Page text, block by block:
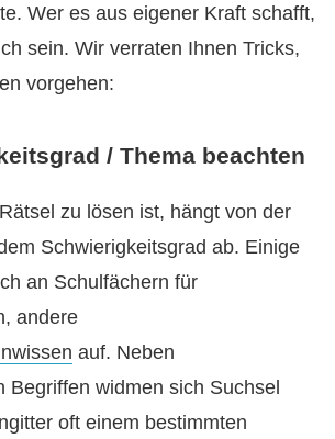
Wer es aus eigener Kraft schafft,
sein. Wir verraten Ihnen Tricks,
vorgehen:
/ Thema beachten
zu lösen ist, hängt von der
Schwierigkeitsgrad ab. Einige
an Schulfächern für
andere
auf. Neben
Begriffen widmen sich Suchsel
oft einem bestimmten